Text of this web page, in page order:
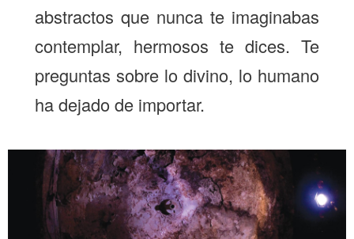
abstractos que nunca te imaginabas
contemplar, hermosos te dices. Te
preguntas sobre lo divino, lo humano
ha dejado de importar.